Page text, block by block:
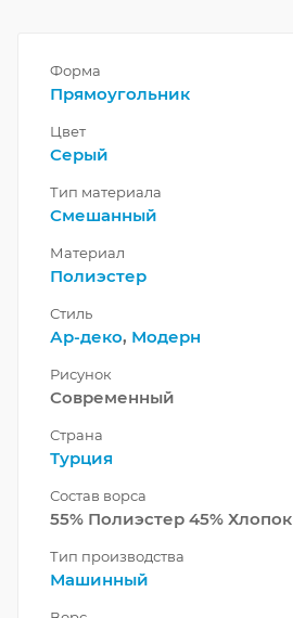
Форма
Прямоугольник
Цвет
Серый
Тип материала
Смешанный
Материал
Полиэстер
Стиль
Ар-деко, Модерн
Рисунок
Современный
Страна
Турция
Состав ворса
55% Полиэстер 45% Хлопок
Тип производства
Машинный